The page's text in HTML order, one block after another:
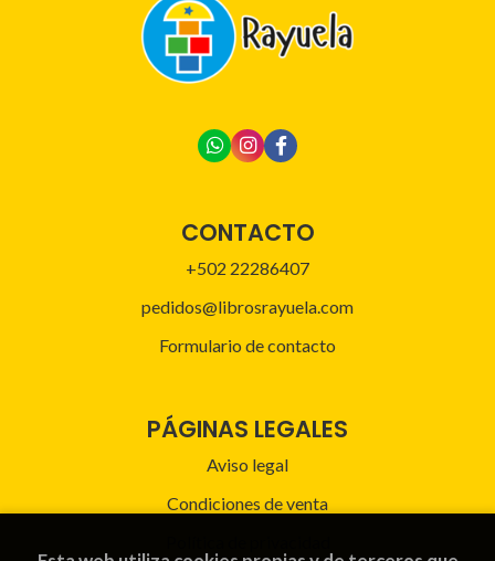
CONTACTO
+502 22286407
pedidos@librosrayuela.com
Formulario de contacto
PÁGINAS LEGALES
Aviso legal
Condiciones de venta